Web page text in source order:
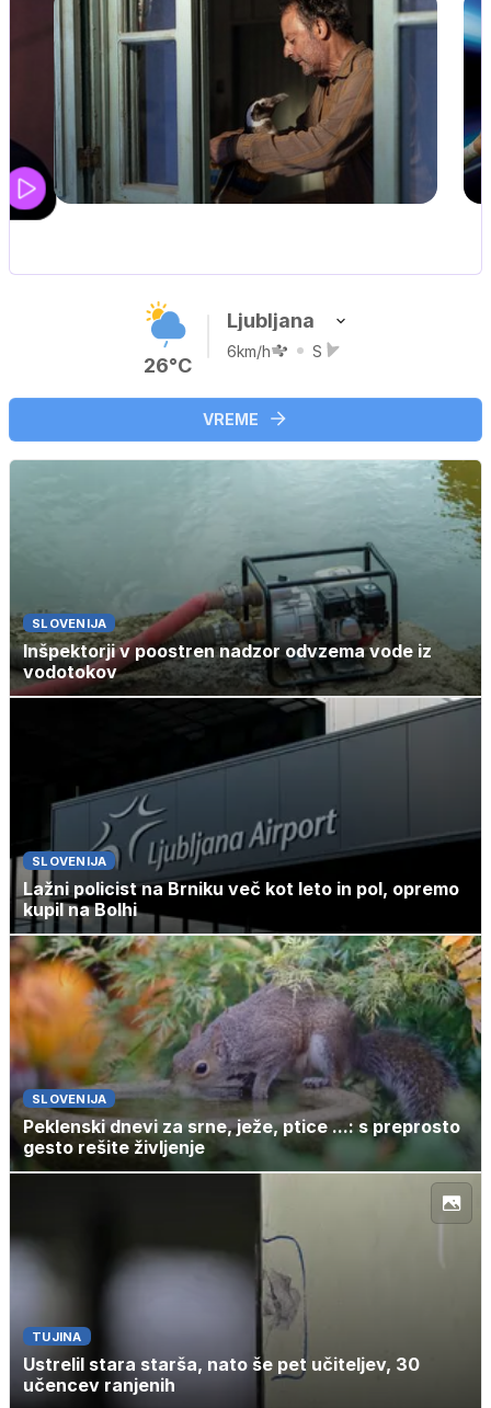
UEFA SUPERPOKAL
26°C
Ljubljana
6km/h S
VREME
SLOVENIJA
Inšpektorji v poostren nadzor odvzema vode iz
vodotokov
SLOVENIJA
Lažni policist na Brniku več kot leto in pol, opremo
kupil na Bolhi
SLOVENIJA
Peklenski dnevi za srne, ježe, ptice ...: s preprosto
gesto rešite življenje
TUJINA
Ustrelil stara starša, nato še pet učiteljev, 30
učencev ranjenih